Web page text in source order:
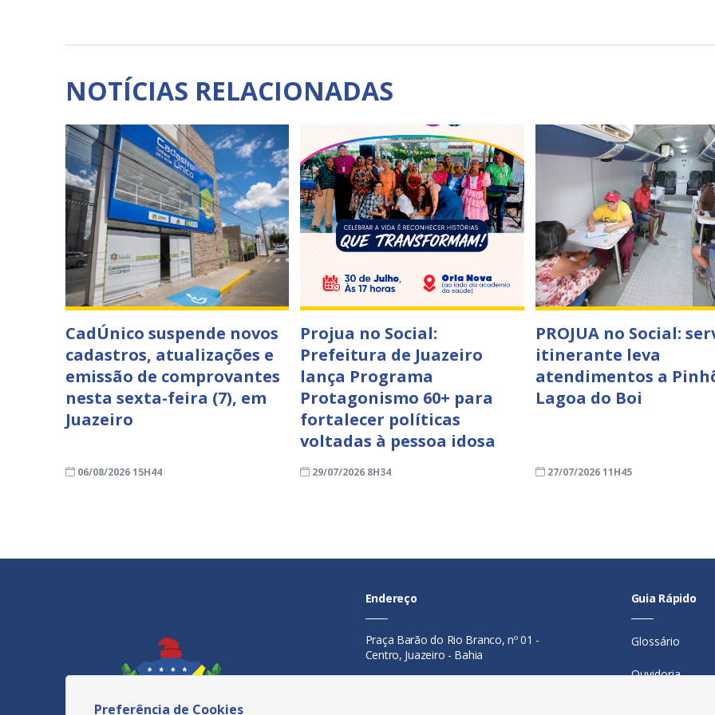
NOTÍCIAS RELACIONADAS
CadÚnico suspende novos
cadastros, atualizações e
emissão de comprovantes
nesta sexta-feira (7), em
Juazeiro
06/08/2026 15H44
Projua no Social:
Prefeitura de Juazeiro
lança Programa
Protagonismo 60+ para
fortalecer políticas
voltadas à pessoa idosa
29/07/2026 8H34
PROJUA no Social:
itinerante leva
atendimentos a
Lagoa do Boi
27/07/2026 11H45
Endereço
Praça Barão do Rio Branco, nº 01 -
Centro, Juazeiro - Bahia
Guia Rápido
Glossário
Ouvidoria
Preferência de Cookies